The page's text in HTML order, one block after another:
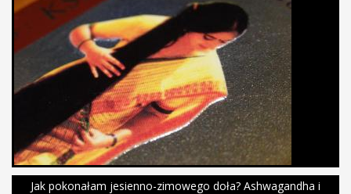
Jak pokonałam jesienno-zimowego doła? Ashwagandha i